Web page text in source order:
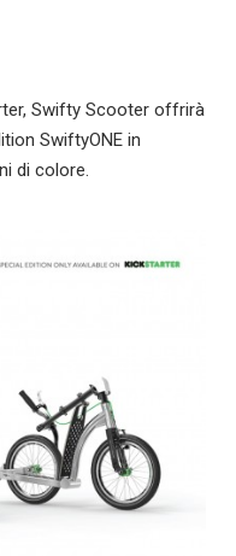
Swifty Scooter offrirà
SwiftyONE in
di colore.